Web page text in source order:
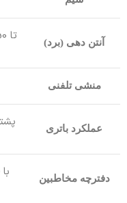
آنتن دهی (برد)
منشی تلفنی
عملکرد باتری
دفترچه مخاطبین